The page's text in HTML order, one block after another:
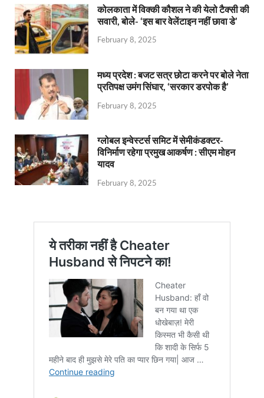
कोलकाता में विक्की कौशल ने की येलो टैक्सी की
सवारी, बोले- ‘इस बार वेलेंटाइन नहीं छावा डे’
February 8, 2025
मध्य प्रदेश : बजट सत्र छोटा करने पर बोले नेता
प्रतिपक्ष उमंग सिंघार, ‘सरकार डरपोक है’
February 8, 2025
ग्लोबल इन्वेस्टर्स समिट में सेमीकंडक्टर-
विनिर्माण रहेगा प्रमुख आकर्षण : सीएम मोहन
यादव
February 8, 2025